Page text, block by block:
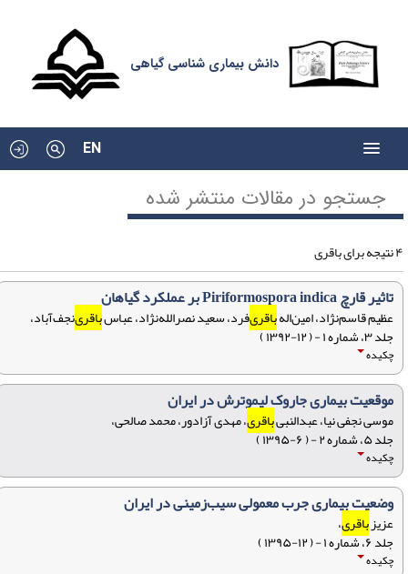
دانش بیماری شناسی گیاهی
EN
جستجو در مقالات منتشر شده
تاثیر قارچ Piriformospora indica بر عملکرد گیاهان
عظیم قاسم‌نژاد، امین‌الهباقری‌فرد، سعید نصرالله‌نژاد، عباسباقری‌نجف‌آباد،
جلد ۳، شماره ۱ - ( ۱۲-۱۳۹۲ )
چکیده
موقعیت بیماری جاروک لیموترش در ایران
موسی نجفی نیا، عبدالنبیباقری، مهدی آزادور، محمد صالحی،
جلد ۵، شماره ۲ - ( ۶-۱۳۹۵ )
چکیده
وضعیت بیماری جرب معمولی سیب‌زمینی در ایران
عزیزباقری،
جلد ۶، شماره ۱ - ( ۱۲-۱۳۹۵ )
چکیده